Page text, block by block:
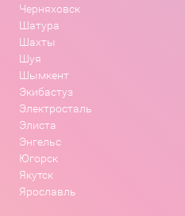
Черняховск
Шатура
Шахты
Шуя
Шымкент
Экибастуз
Электросталь
Элиста
Энгельс
Югорск
Якутск
Ярославль